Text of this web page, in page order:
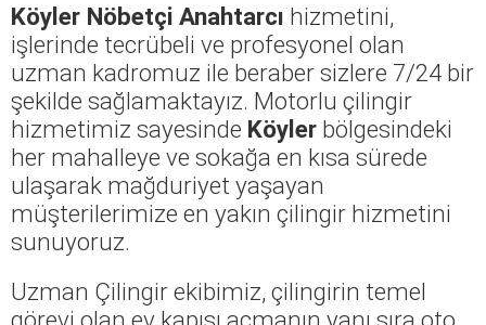
Köyler Nöbetçi Anahtarcı hizmetini,
işlerinde tecrübeli ve profesyonel olan
uzman kadromuz ile beraber sizlere 7/24 bir
şekilde sağlamaktayız. Motorlu çilingir
hizmetimiz sayesinde Köyler bölgesindeki
her mahalleye ve sokağa en kısa sürede
ulaşarak mağduriyet yaşayan
müşterilerimize en yakın çilingir hizmetini
sunuyoruz.
Uzman Çilingir ekibimiz, çilingirin temel
görevi olan ev kapısı açmanın yanı sıra oto